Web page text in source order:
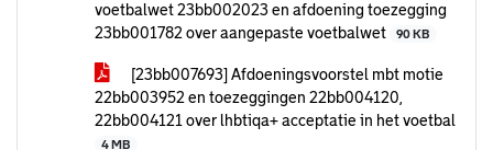
voetbalwet 23bb002023 en afdoening toezegging
23bb001782 over aangepaste voetbalwet
90 KB
[23bb007693] Afdoeningsvoorstel mbt motie
22bb003952 en toezeggingen 22bb004120,
22bb004121 over lhbtiqa+ acceptatie in het voetbal
4 MB